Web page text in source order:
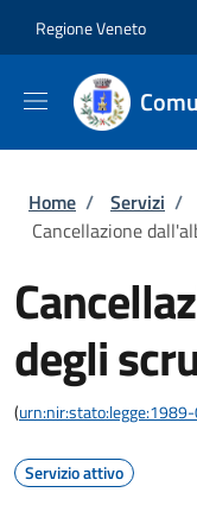
Regione Veneto
Briciole
Home / Servizi /
Cancellazione
degli
(
Servizio attivo